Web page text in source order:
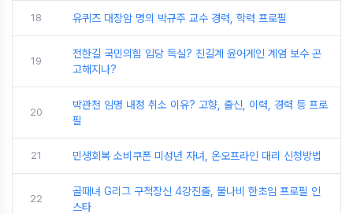
18 유퀴즈 대장암 명의 박규주 교수 경력, 학력 프로필
19
전한길 국민의힘 입당 득실? 친길계 윤어게인 계엄 보수 곤
고해지나?
20
박관천 임명 내정 취소 이유? 고향, 출신, 이력, 경력 등 프로
필
21 민생회복 소비쿠폰 미성년 자녀, 온오프라인 대리 신청방법
22
골때녀 G리그 구척장신 4강진출, 불나비 한초임 프로필 인
스타